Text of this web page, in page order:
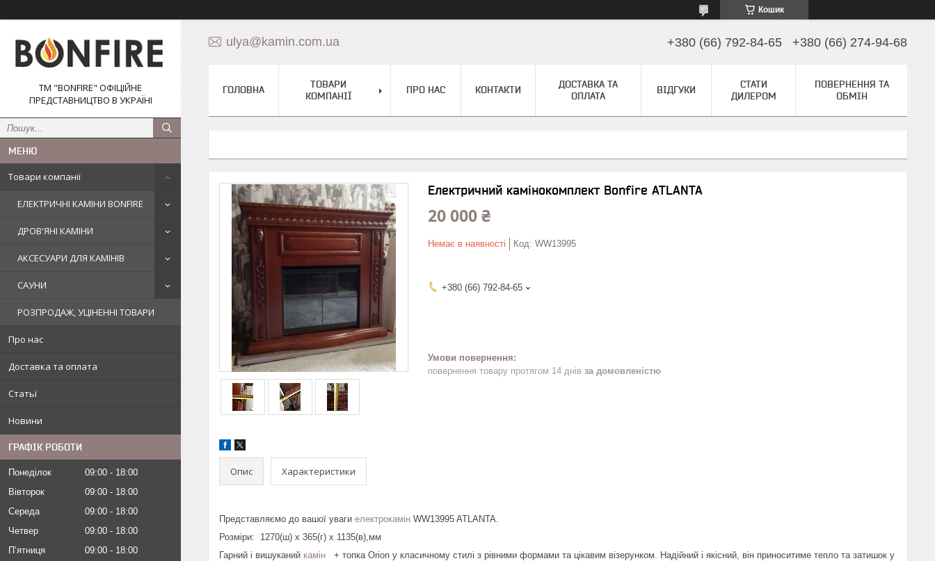
Кошик
ТМ "BONFIRE" ОФІЦІЙНЕ
ПРЕДСТАВНИЦТВО В УКРАЇНІ
Товари компанії
ЕЛЕКТРИЧНІ КАМІНИ BONFIRE
ДРОВ'ЯНІ КАМІНИ
АКСЕСУАРИ ДЛЯ КАМІНІВ
САУНИ
РОЗПРОДАЖ, УЦІНЕННІ ТОВАРИ
Про нас
Доставка та оплата
Статьї
Новини
ГРАФІК РОБОТИ
Понеділок 09:00
18:00
Вівторок
09:00
18:00
Середа
09:00
18:00
Четвер
09:00
18:00
Пʼятниця
09:00
18:00
ulya@kamin.com.ua +380 (66) 792-84-65 +380 (66) 274-94-68
ГОЛОВНА
ТОВАРИ
КОМПАНІЇ
ПРО НАС КОНТАКТИ
ДОСТАВКА ТА
ОПЛАТА
ВІДГУКИ
СТАТИ
ДИЛЕРОМ
ПОВЕРНЕННЯ ТА
ОБМІН
Електричний камінокомплект Bonfire ATLANTA
20 000 ₴
Немає в наявності Код: WW13995
+380 (66) 792-84-65
повернення товару протягом 14 днів за домовленістю
Опис Характеристики
Представляємо до вашої уваги електрокамін WW13995 ATLANTA.
Розміри: 1270(ш) x 365(г) x 1135(в),мм
Гарний і вишуканий камін + топка Orion у класичному стилі з рівними формами та цікавим візерунком. Надійний і якісний, він приноситиме тепло та затишок у